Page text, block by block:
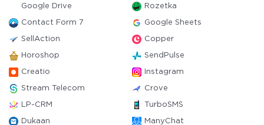
Google Drive Rozetka
Contact Form 7 Google Sheets
SellAction Copper
Horoshop SendPulse
Creatio Instagram
Stream Telecom Crove
LP-CRM TurboSMS
Dukaan ManyChat